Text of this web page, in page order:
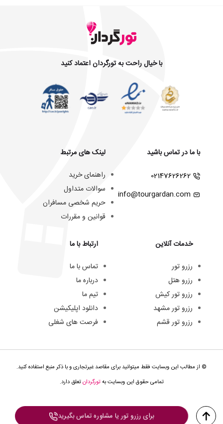
برای رزرو تور یا مشاوره تماس بگیرید
با خیال راحت به تورگردان اعتماد کنید
با ما در تماس باشید
02147626262
info@tourgardan.com
خدمات آنلاین
رزرو تور
رزرو هتل
رزرو تور کیش
رزرو تور مشهد
رزرو تور قشم
لینک های مرتبط
راهنمای خرید
سوالات متداول
حریم شخصی مسافران
قوانین و مقررات
ارتباط با ما
تماس با ما
درباره ما
تیم ما
دانلود اپلیکیشن
فرصت های شغلی
© از مطالب این وبسایت فقط میتوانید برای مقاصد غیرتجاری و با ذکر منبع استفاده کنید.
تمامی حقوق این وبسایت بهتورگردانتعلق دارد.